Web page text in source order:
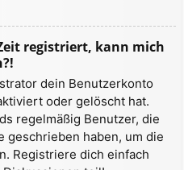
registriert, kann mich
dein Benutzerkonto
oder gelöscht hat.
regelmäßig Benutzer, die
geschrieben haben, um die
Registriere dich einfach